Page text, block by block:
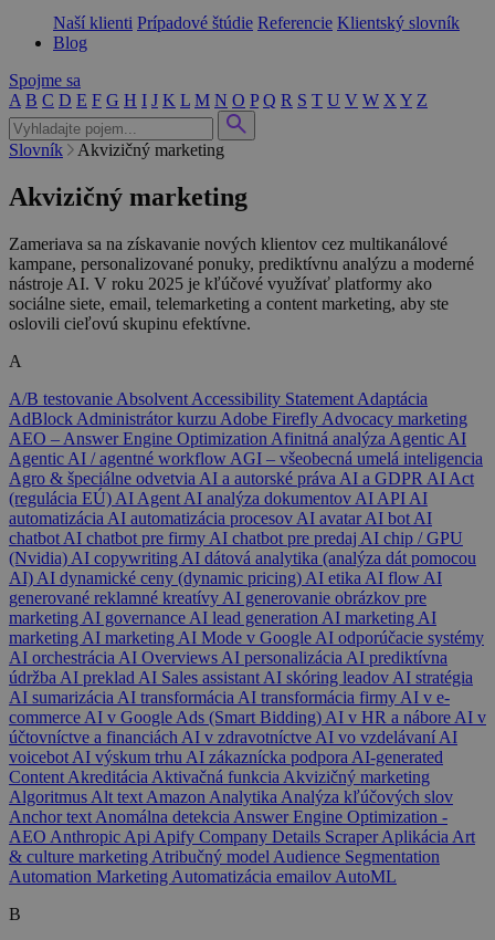
Naší klienti Prípadové štúdie Referencie Klientský slovník
Blog
Spojme sa
A B C D E F G H I J K L M N O P Q R S T U V W X Y Z
Slovník Akvizičný marketing
Akvizičný marketing
Zameriava sa na získavanie nových klientov cez multikanálové
kampane, personalizované ponuky, prediktívnu analýzu a moderné
nástroje AI. V roku 2025 je kľúčové využívať platformy ako
sociálne siete, email, telemarketing a content marketing, aby ste
oslovili cieľovú skupinu efektívne.
A
A/B testovanie Absolvent Accessibility Statement Adaptácia
AdBlock Administrátor kurzu Adobe Firefly Advocacy marketing
AEO – Answer Engine Optimization Afinitná analýza Agentic AI
Agentic AI / agentné workflow AGI – všeobecná umelá inteligencia
Agro & špeciálne odvetvia AI a autorské práva AI a GDPR AI Act
(regulácia EÚ) AI Agent AI analýza dokumentov AI API AI
automatizácia AI automatizácia procesov AI avatarAI bot AI
chatbot AI chatbot pre firmy AI chatbot pre predaj AI chip / GPU
(Nvidia) AI copywriting AI dátová analytika (analýza dát pomocou
AI) AI dynamické ceny (dynamic pricing) AI etika AI flow AI
generované reklamné kreatívy AI generovanie obrázkov pre
marketing AI governance AI lead generation AI marketing AI
marketing AI marketing AI Mode v Google AI odporúčacie systémy
AI orchestrácia AI Overviews AI personalizácia AI prediktívna
údržba AI preklad AI Sales assistant AI skóring leadov AI stratégia
AI sumarizácia AI transformácia AI transformácia firmy AI v e-
commerce AI v Google Ads (Smart Bidding) AI v HR a nábore AI v
účtovníctve a financiách AI v zdravotníctve AI vo vzdelávaní AI
voicebot AI výskum trhu AI zákaznícka podpora AI-generated
Content Akreditácia Aktivačná funkcia Akvizičný marketing
Algoritmus Alt text Amazon Analytika Analýza kľúčových slov
Anchor text Anomálna detekcia Answer Engine Optimization -
AEO Anthropic Api Apify Company Details ScraperAplikácia Art
& culture marketing Atribučný model Audience Segmentation
Automation Marketing Automatizácia emailov AutoML
B